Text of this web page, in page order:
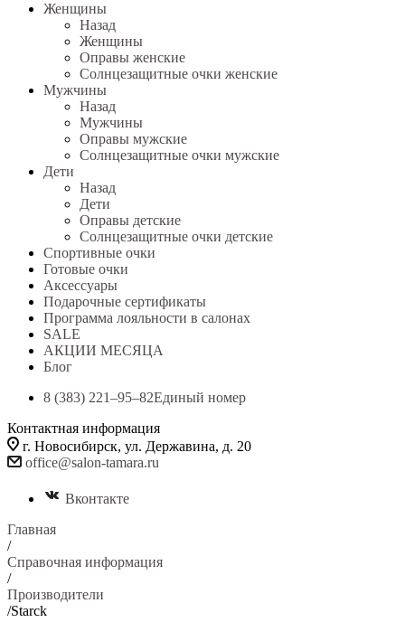
Женщины
Назад
Женщины
Оправы женские
Солнцезащитные очки женские
Мужчины
Назад
Мужчины
Оправы мужские
Солнцезащитные очки мужские
Дети
Назад
Дети
Оправы детские
Солнцезащитные очки детские
Спортивные очки
Готовые очки
Аксессуары
Подарочные сертификаты
Программа лояльности в салонах
SALE
АКЦИИ МЕСЯЦА
Блог
8 (383) 221‒95‒82Единый номер
Контактная информация
г. Новосибирск, ул. Державина, д. 20
office@salon-tamara.ru
Вконтакте
Главная
/
Справочная информация
/
Производители
/Starck